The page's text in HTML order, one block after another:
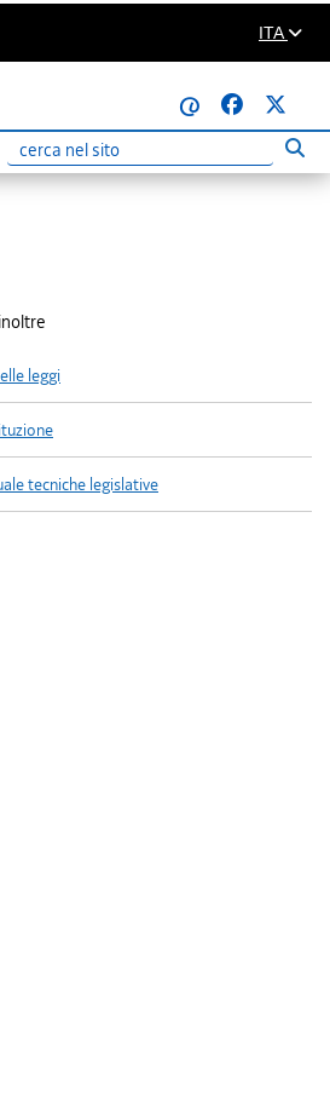
ITA
@
Ricerca
leggi
tecniche legislative